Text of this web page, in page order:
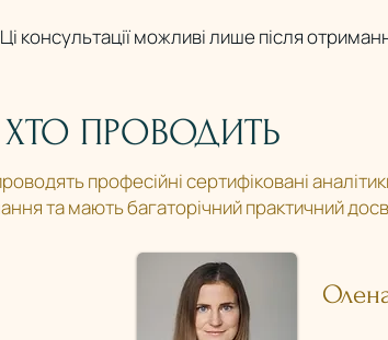
Ці консультації можливі лише після
ХТО ПРОВОДИТЬ
професійні сертифіковані
та мають багаторічний практичний